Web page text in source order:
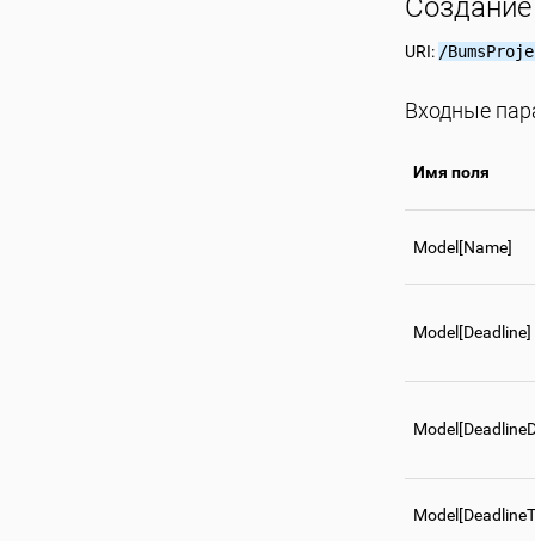
URI: /
Входные
Имя поля
Model[Name]
Model[Deadline]